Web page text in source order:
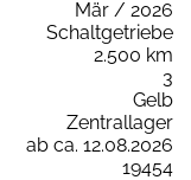
Mär / 2026
Schaltgetriebe
2.500 km
3
Gelb
Zentrallager
ab ca. 12.08.2026
19454